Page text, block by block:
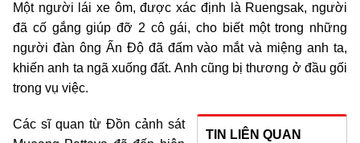
Một người lái xe ôm, được xác định là Ruengsak, người
đã cố gắng giúp đỡ 2 cô gái, cho biết một trong những
người đàn ông Ấn Độ đã đấm vào mắt và miệng anh ta,
khiến anh ta ngã xuống đất. Anh cũng bị thương ở đầu gối
trong vụ việc.
TIN LIÊN QUAN
Các sĩ quan từ Đồn cảnh sát